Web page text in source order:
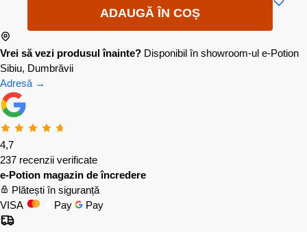
ADAUGĂ ÎN COȘ
Vrei să vezi produsul înainte? Disponibil în showroom-ul e-Potion
Sibiu, Dumbrăvii
Adresă →
4,7
237 recenzii verificate
e-Potion magazin de încredere
Plătești în siguranță
VISA
Pay Pay